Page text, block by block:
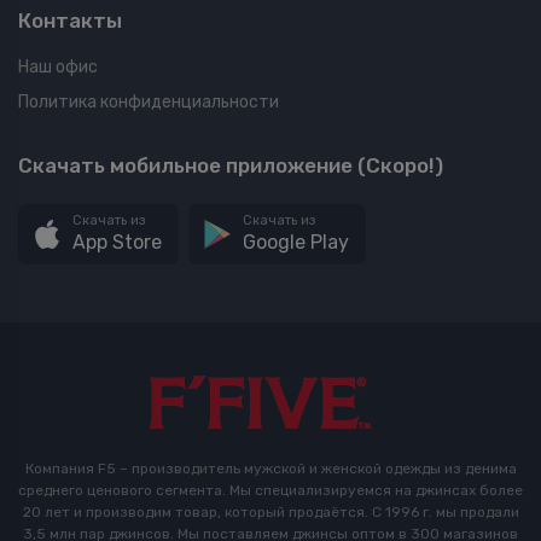
Контакты
Наш офис
Политика конфиденциальности
Скачать мобильное приложение (Скоро!)
Скачать из
App Store
Скачать из
Google Play
Компания F5 – производитель мужской и женской одежды из денима
среднего ценового сегмента. Мы специализируемся на джинсах более
20 лет и производим товар, который продаётся. С 1996 г. мы продали
3,5 млн пар джинсов. Мы поставляем джинсы оптом в 300 магазинов